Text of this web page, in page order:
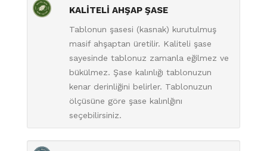
KALİTELİ AHŞAP ŞASE
Tablonun şasesi (kasnak) kurutulmuş
masif ahşaptan üretilir. Kaliteli şase
sayesinde tablonuz zamanla eğilmez ve
bükülmez. Şase kalınlığı tablonuzun
kenar derinliğini belirler. Tablonuzun
ölçüsüne göre şase kalınlğını
seçebilirsiniz.